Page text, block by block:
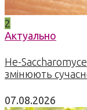
2
Актуально
Не-
змінюють
07.08.2026